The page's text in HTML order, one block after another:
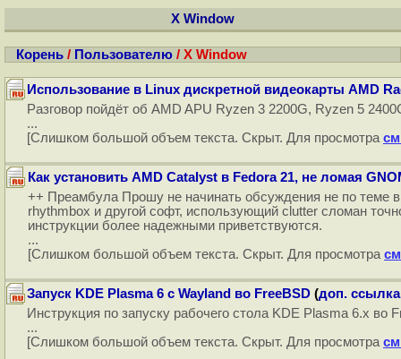
X Window
Корень / Пользователю / X Window
Использование в Linux дискретной видеокарты AMD
Разговор пойдёт об AMD APU Ryzen 3 2200G, Ryzen 5
...
[Слишком большой объем текста. Скрыт. Для просмотра
Как установить AMD Catalyst в Fedora 21, не ломая
++ Преамбула Прошу не начинать обсуждения не по теме
rhythmbox и другой софт, использующий clutter сломан
инструкции более надежными приветствуются.
...
[Слишком большой объем текста. Скрыт. Для просмотра
Запуск KDE Plasma 6 с Wayland во FreeBSD (доп.
Инструкция по запуску рабочего стола KDE Plasma 6.x во
...
[Слишком большой объем текста. Скрыт. Для просмотра